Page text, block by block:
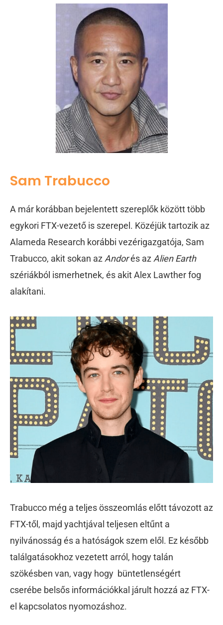
Sam Trabucco
A már korábban bejelentett szereplők között több
egykori FTX-vezető is szerepel. Közéjük tartozik az
Alameda Research korábbi vezérigazgatója, Sam
Trabucco, akit sokan azAndorés azAlien Earth
szériákból ismerhetnek, és akit Alex Lawther fog
alakítani.
Trabucco még a teljes összeomlás előtt távozott az
FTX-től, majd yachtjával teljesen eltűnt a
nyilvánosság és a hatóságok szem elől. Ez később
találgatásokhoz vezetett arról, hogy talán
szökésben van, vagy hogy büntetlenségért
cserébe belsős információkkal járult hozzá az FTX-
el kapcsolatos nyomozáshoz.